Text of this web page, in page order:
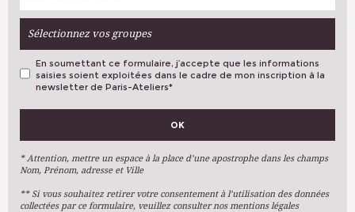
Sélectionnez vos groupes
VOS PRÉFÉRENCES
Arts Plastiques
Arts Du Texte
Arts Numériques
En soumettant ce formulaire, j’accepte que les informations
saisies soient exploitées dans le cadre de mon inscription à la
newsletter de Paris-Ateliers*
OK
* Attention, mettre un espace à la place d’une apostrophe dans les champs
Nom, Prénom, adresse et Ville
** Si vous souhaitez retirer votre consentement à l’utilisation des données
collectées par ce formulaire, veuillez consulter nos mentions légales